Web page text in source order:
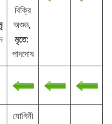
বিক্রি
অশুভ,
মৃতে:
পাদদোষ
যোগিনী